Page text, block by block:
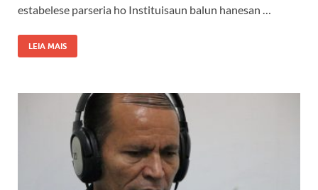
estabelese parseria ho Instituisaun balun hanesan …
LEIA MAIS